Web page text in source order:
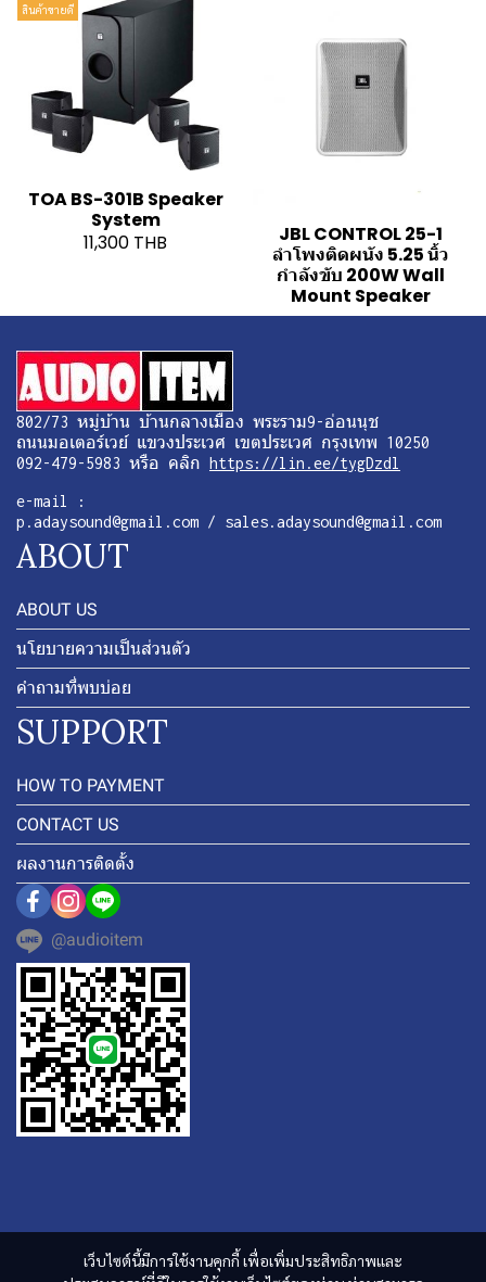
สินค้าขายดี
TOA BS-301B Speaker
System
11,300 THB
JBL CONTROL 25-1
ลำโพงติดผนัง 5.25 นิ้ว
กำลังขับ 200W Wall
Mount Speaker
เว็บไซต์นี้มีการใช้งานคุกกี้ เพื่อเพิ่มประสิทธิภาพและ
802/73 หมู่บ้าน บ้านกลางเมือง พระราม9-อ่อนนุช
ถนนมอเตอร์เวย์ แขวงประเวศ เขตประเวศ กรุงเทพ 10250
092-479-5983 หรือ คลิก https://lin.ee/tygDzdl
e-mail :
p.adaysound@gmail.com / sales.adaysound@gmail.com
ABOUT
ABOUT US
นโยบายความเป็นส่วนตัว
คำถามที่พบบ่อย
SUPPORT
HOW TO PAYMENT
CONTACT US
ผลงานการติดตั้ง
@audioitem